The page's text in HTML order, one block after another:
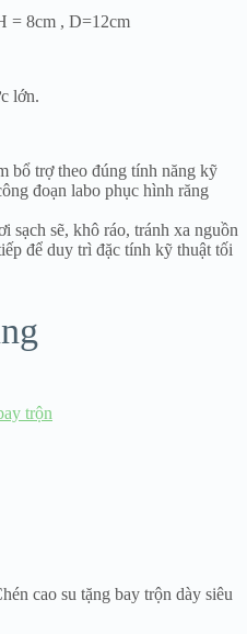
= 8cm , D=12cm
lớn.
bổ trợ theo đúng tính năng kỹ
đoạn labo phục hình răng
sạch sẽ, khô ráo, tránh xa nguồn
để duy trì đặc tính kỹ thuật tối
trộn
cao su tặng bay trộn dày siêu